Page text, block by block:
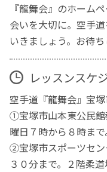
『龍舞会』のホーム
会いを大切に。空手
いきましょう。お待ち
レッスンスケ
空手道『龍舞会』宝塚
①宝塚市山本東公民館
曜日７時から８時ま
②宝塚市スポーツセ
３０分まで。２階柔道